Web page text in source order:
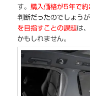
す。 購入価格が5年で
判断だったのでしょう
を目指すことの課題は
かもしれません。